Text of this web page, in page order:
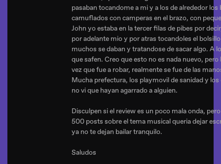
pasaban tocandome a mi y a los de alrededor
camuflados con camperas en el brazo, con
John yo estaba en la tercer filas de pibes por
por adelante mio y por atras tocandoles el
muchos se daban y tratandose de sacar algo. A
que safen. Creo que esto no es nada nuevo,
vez que fue a robar, realmente se fue de las
Mucha prefectura, los playmovil de sanidad y
no vi que hayan agarrado a alguien.
Disculpen si el review es un poco mala onda,
500 posts sobre el tema musical queria dejar
ya no te dejan bailar tranquilo.
Saludos